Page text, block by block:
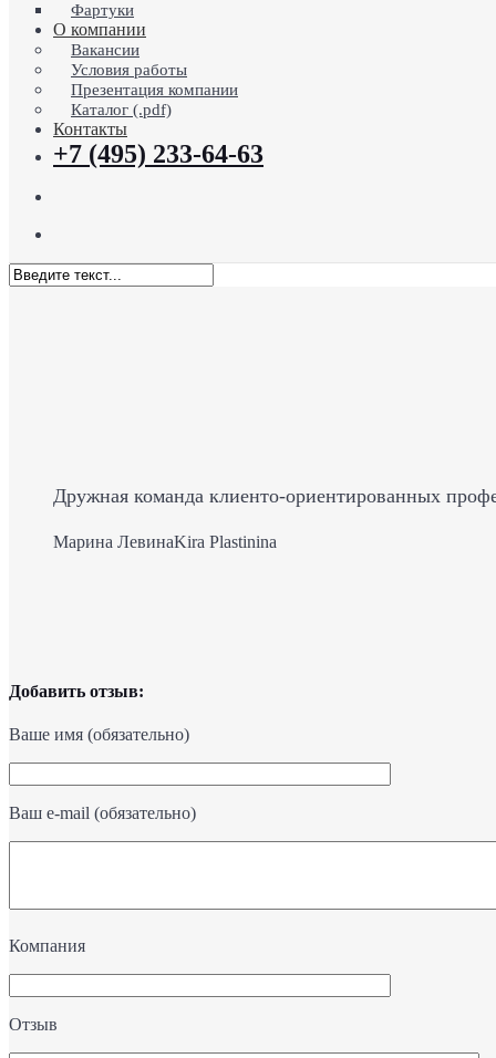
Фартуки
О компании
Вакансии
Условия работы
Презентация компании
Каталог (.pdf)
Контакты
+7 (495) 233-64-63
Дружная команда клиенто-ориентированных
Марина ЛевинаKira Plastinina
Добавить отзыв:
Ваше имя (обязательно)
Ваш e-mail (обязательно)
Компания
Отзыв